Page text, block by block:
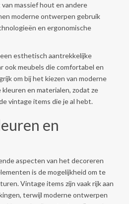
massief hout en andere
moderne ontwerpen gebruik
en ergonomische
esthetisch aantrekkelijke
ook meubels die comfortabel en
om bij het kiezen van moderne
en materialen, zodat ze
vintage items die je al hebt.
en
aspecten van het decoreren
is de mogelijkheid om te
Vintage items zijn vaak rijk aan
terwijl moderne ontwerpen